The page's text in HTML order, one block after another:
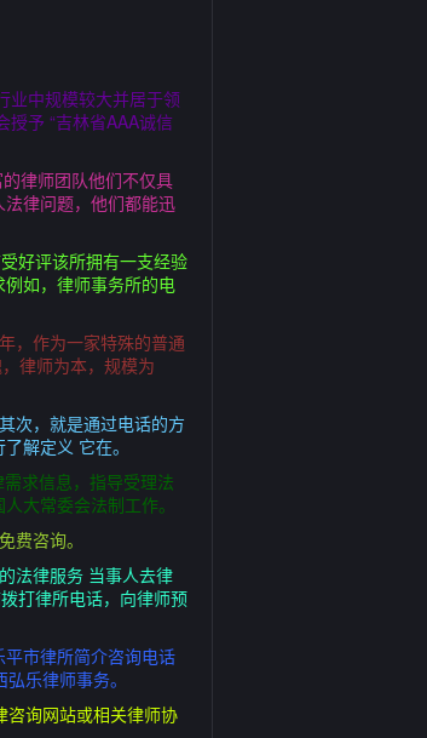
业中规模较大并居于领
予 “吉林省AAA诚信
律师团队他们不仅具
律问题，他们都能迅
好评该所拥有一支经验
如，律师事务所的电
，作为一家特殊的普通
律师为本，规模为
次，就是通过电话的方
解定义 它在。
求信息，指导受理法
大常委会法制工作。
费咨询。
法律服务 当事人去律
打律所电话，向律师预
市律所简介咨询电话
乐律师事务。
咨询网站或相关律师协